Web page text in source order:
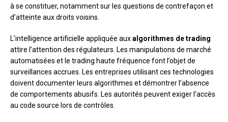
à se constituer, notamment sur les questions de contrefaçon et
d’atteinte aux droits voisins.
L’intelligence artificielle appliquée auxalgorithmes de trading
attire l’attention des régulateurs. Les manipulations de marché
automatisées et le trading haute fréquence font l’objet de
surveillances accrues. Les entreprises utilisant ces technologies
doivent documenter leurs algorithmes et démontrer l’absence
de comportements abusifs. Les autorités peuvent exiger l’accès
au code source lors de contrôles.